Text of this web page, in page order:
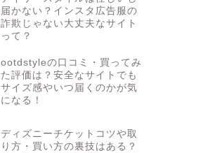
届かない？インスタ広告服の
詐欺じゃない大丈夫なサイト
って？
ootdstyleの口コミ・買ってみ
た評価は？安全なサイトでも
サイズ感やいつ届くのかが気
になる！
ディズニーチケットコツや取
り方・買い方の裏技はある？